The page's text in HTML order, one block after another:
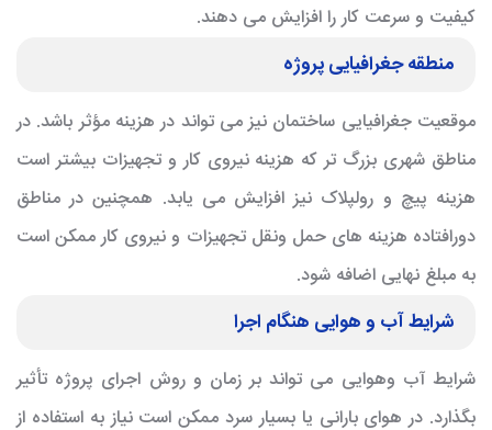
کیفیت و سرعت کار را افزایش می دهند.
منطقه جغرافیایی پروژه
موقعیت جغرافیایی ساختمان نیز می تواند در هزینه مؤثر باشد. در
مناطق شهری بزرگ تر که هزینه نیروی کار و تجهیزات بیشتر است
هزینه پیچ و رولپلاک نیز افزایش می یابد. همچنین در مناطق
دورافتاده هزینه های حمل ونقل تجهیزات و نیروی کار ممکن است
به مبلغ نهایی اضافه شود.
شرایط آب و هوایی هنگام اجرا
شرایط آب وهوایی می تواند بر زمان و روش اجرای پروژه تأثیر
بگذارد. در هوای بارانی یا بسیار سرد ممکن است نیاز به استفاده از